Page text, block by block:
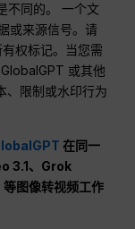
不同的。 一个文
或来源信号。请
权标记。当您需
或其他
、限制或水印行为
在同一
3.1、Grok
图像转视频工作